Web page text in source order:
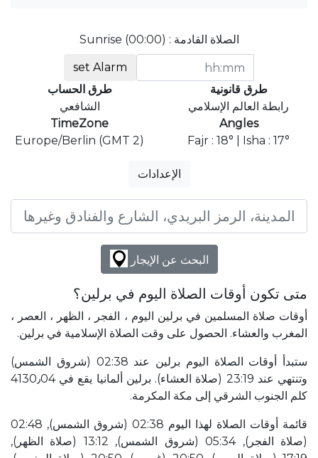
الصلاة القادمة : Sunrise (00:00)
set Alarm
طرق قانونية
رابطة العالم الإسلامي
طرق الحساب
الشافعي
Angles
Fajr : 18° | Isha : 17°
TimeZone
Europe/Berlin (GMT 2)
الإعدادات
البحث عن الإيجار
متى تكون أوقات الصلاة اليوم في برلين؟
أوقات صلاة المسلمين في برلين اليوم ، الفجر ، الظهر ، العصر ،
المغرب والعشاء. الحصول على وقت الصلاة الإسلامية في برلين.
ستبدأ أوقات الصلاة اليوم برلين عند 02:38 (شروق الشمس)
وتنتهي عند 23:19 (صلاة العشاء). برلين ألمانيا يقع في 4130٫04
كلم الجنوب الشرقي إلى مكة المكرمة.
قائمة أوقات الصلاة لهذا اليوم 02:38 (شروق الشمس), 02:48
(صلاة الفجر), 05:34 (شروق الشمس), 13:12 (صلاة الظهر),